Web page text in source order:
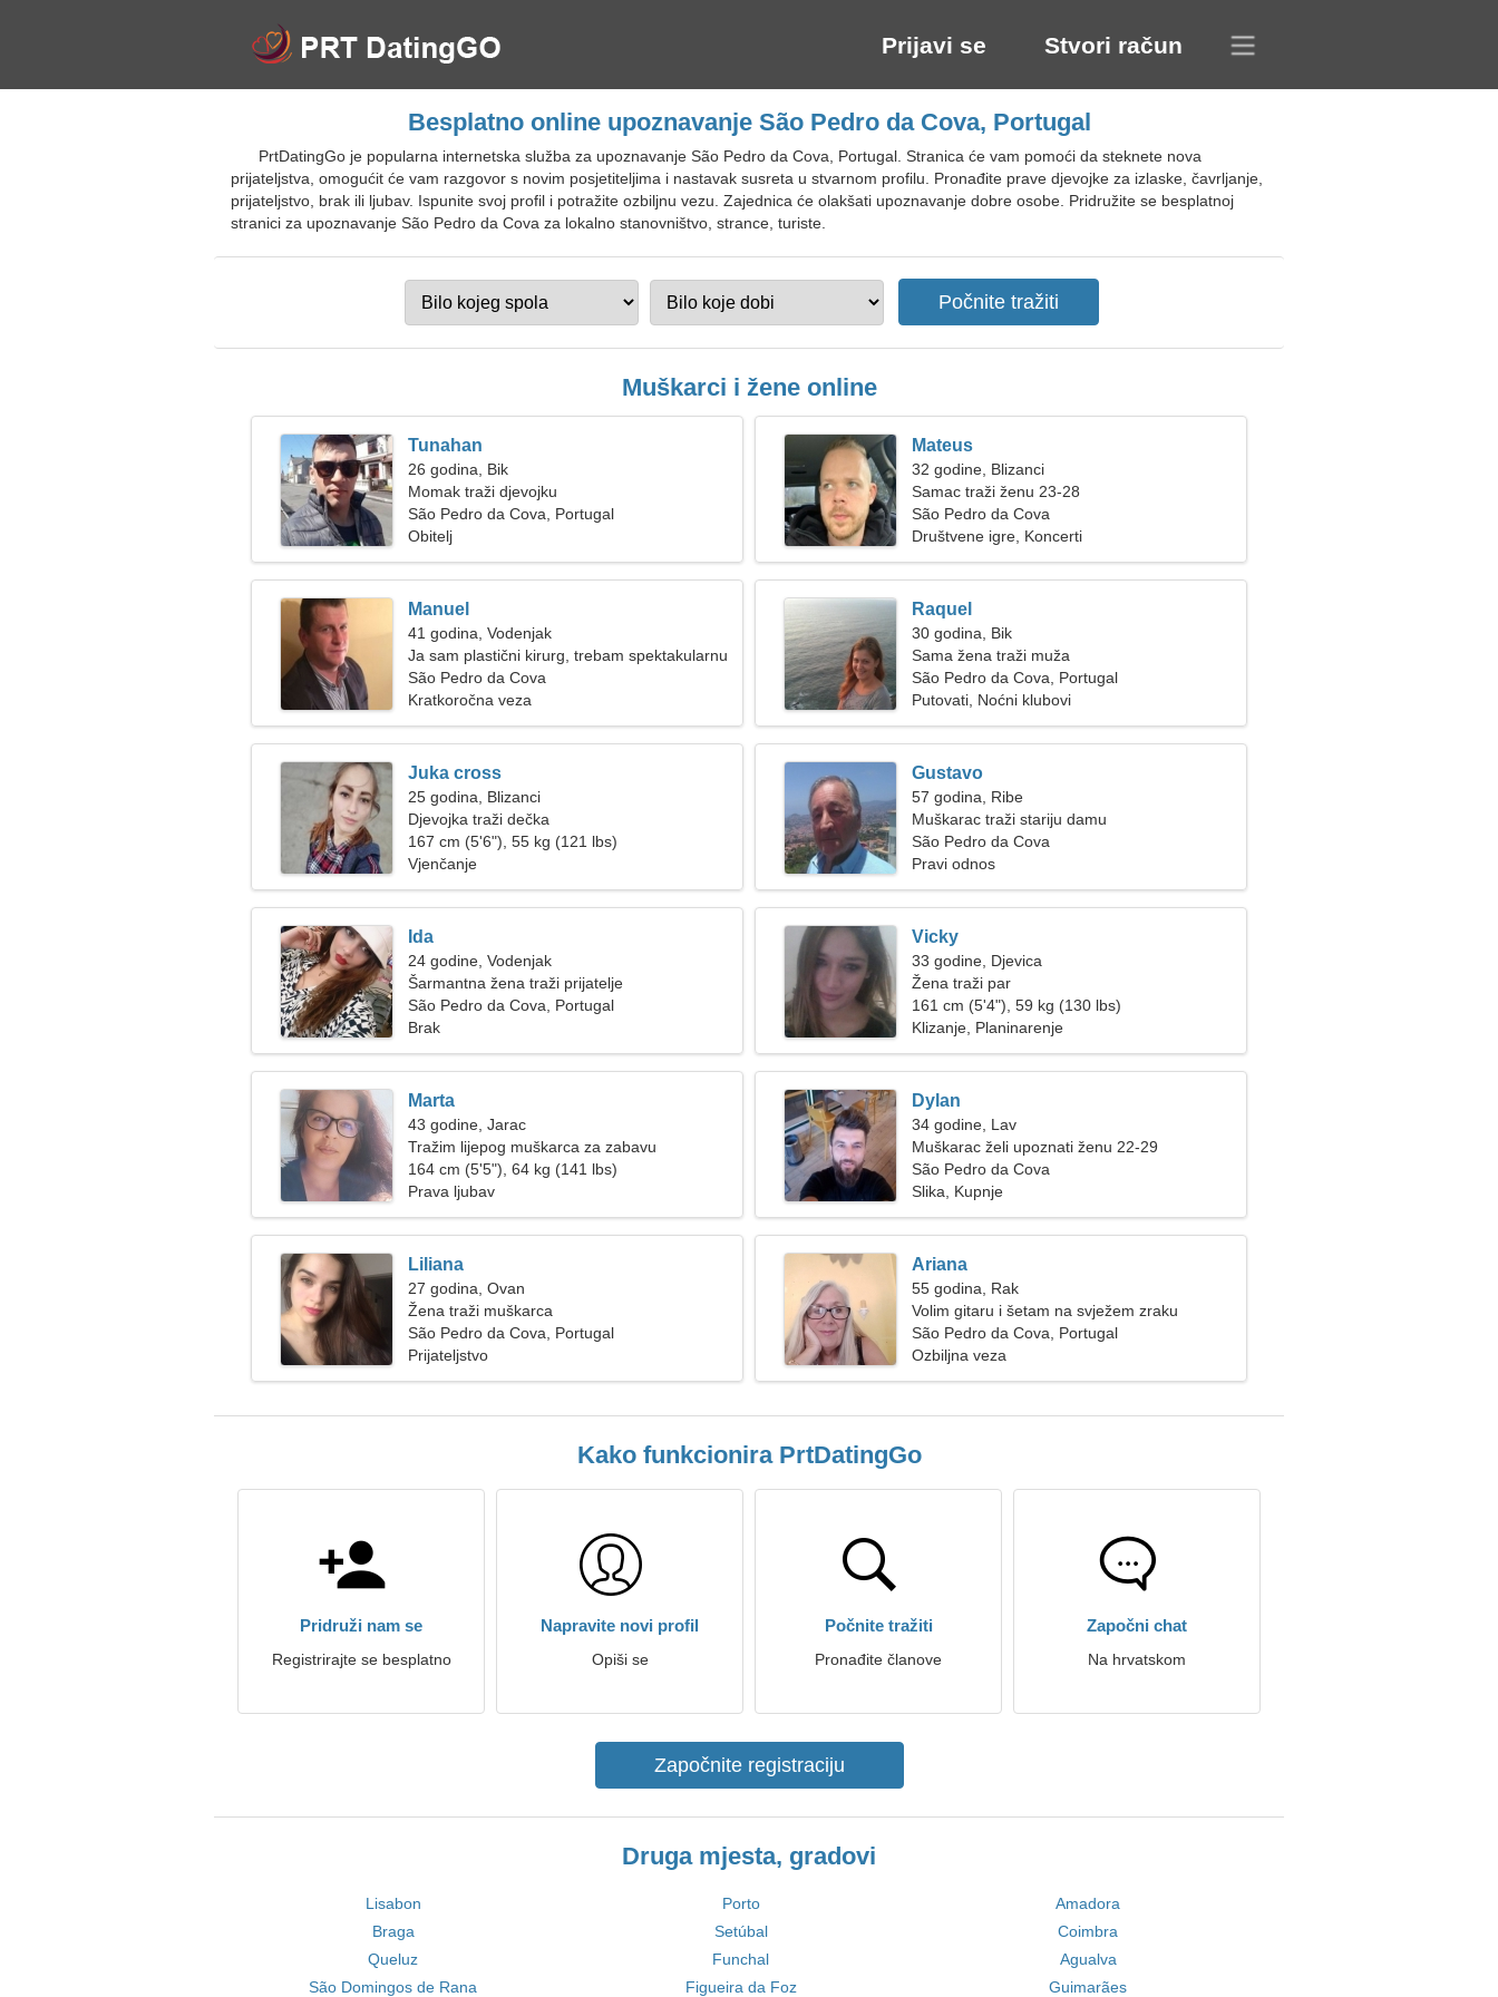
Prijavi se Stvori račun
Besplatno online upoznavanje São Pedro da Cova, Portugal
PrtDatingGo je popularna internetska služba za upoznavanje São Pedro da Cova, Portugal. Stranica će vam pomoći da steknete nova
prijateljstva, omogućit će vam razgovor s novim posjetiteljima i nastavak susreta u stvarnom profilu. Pronađite prave djevojke za izlaske, čavrljanje,
prijateljstvo, brak ili ljubav. Ispunite svoj profil i potražite ozbiljnu vezu. Zajednica će olakšati upoznavanje dobre osobe. Pridružite se besplatnoj
stranici za upoznavanje São Pedro da Cova za lokalno stanovništvo, strance, turiste.
Muškarci i žene online
Tunahan
26 godina, Bik
Momak traži djevojku
São Pedro da Cova, Portugal
Obitelj
Mateus
32 godine, Blizanci
Samac traži ženu 23-28
São Pedro da Cova
Društvene igre, Koncerti
Manuel
41 godina, Vodenjak
Ja sam plastični kirurg, trebam spektakularnu
ženu
São Pedro da Cova
Kratkoročna veza
Raquel
30 godina, Bik
Sama žena traži muža
São Pedro da Cova, Portugal
Putovati, Noćni klubovi
Juka cross
25 godina, Blizanci
Djevojka traži dečka
167 cm (5'6"), 55 kg (121 lbs)
Vjenčanje
Gustavo
57 godina, Ribe
Muškarac traži stariju damu
São Pedro da Cova
Pravi odnos
Ida
24 godine, Vodenjak
Šarmantna žena traži prijatelje
São Pedro da Cova, Portugal
Brak
Vicky
33 godine, Djevica
Žena traži par
161 cm (5'4"), 59 kg (130 lbs)
Klizanje, Planinarenje
Marta
43 godine, Jarac
Tražim lijepog muškarca za zabavu
164 cm (5'5"), 64 kg (141 lbs)
Prava ljubav
Dylan
34 godine, Lav
Muškarac želi upoznati ženu 22-29
São Pedro da Cova
Slika, Kupnje
Liliana
27 godina, Ovan
Žena traži muškarca
São Pedro da Cova, Portugal
Prijateljstvo
Ariana
55 godina, Rak
Volim gitaru i šetam na svježem zraku
São Pedro da Cova, Portugal
Ozbiljna veza
Kako funkcionira PrtDatingGo
Pridruži nam se
Registrirajte se besplatno
Napravite novi profil
Opiši se
Počnite tražiti
Pronađite članove
Započni chat
Na hrvatskom
Započnite registraciju
Druga mjesta, gradovi
Lisabon Porto
Amadora
Braga
Setúbal
Coimbra
Queluz
Funchal
Agualva
São Domingos de Rana
Figueira da Foz Guimarães